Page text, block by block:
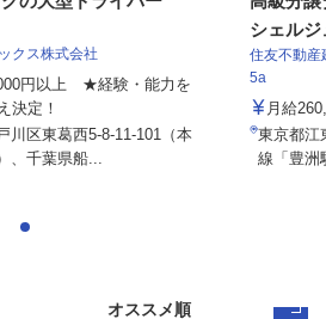
クス株式会社
円以上 ★経験・能力を
決定！
川区東葛西5-8-11-101（本
、千葉県船...
シェルジ
住友不動産
5a
月給
東京都江
線「豊洲